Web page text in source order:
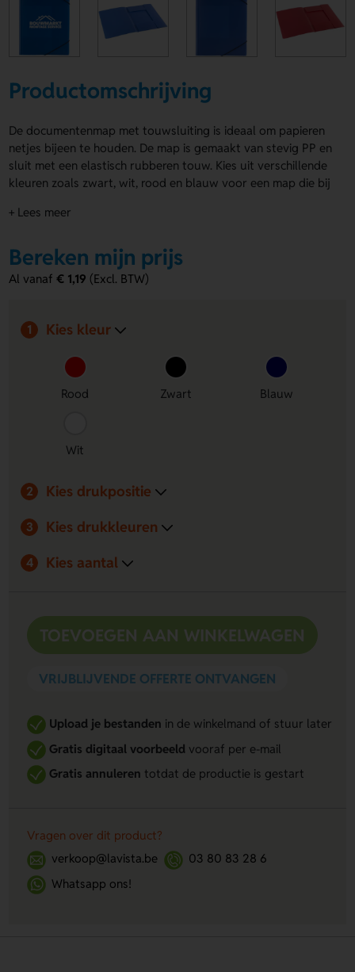
Productomschrijving
De documentenmap met touwsluiting is ideaal om papieren
netjes bijeen te houden. De map is gemaakt van stevig PP en
sluit met een elastisch rubberen touw. Kies uit verschillende
kleuren zoals zwart, wit, rood en blauw voor een map die bij
touwsluiting laten bedrukken op zowel de voor- als
Voordelen van de documentenmap met
touwsluiting
een stootje kan.
goed bij elkaar.
Bedrukbare oppervlakken:Voorzie de voor- en
achterkant van je eigen ontwerp.
+ Lees meer
Bereken mijn prijs
Al vanaf€ 1,19 (Excl. BTW)
1 Kies kleur
Rood Zwart Blauw
Wit
2 Kies drukpositie
3 Kies drukkleuren
4 Kies aantal
TOEVOEGEN AAN WINKELWAGEN
VRIJBLIJVENDE OFFERTE ONTVANGEN
Upload je bestanden in de winkelmand of stuur later
Gratis digitaal voorbeeldvooraf per e-mail
Gratis annuleren totdat de productie is gestart
Vragen over dit product?
verkoop@lavista.be
03 80 83 28 6
Whatsapp ons!